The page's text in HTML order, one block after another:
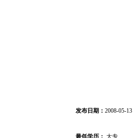
发布日期： 2008-05-13
最低学历： 大专